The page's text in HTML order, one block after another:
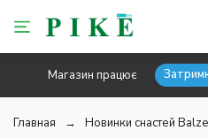
Магазин працює
Главная Новинки снастей